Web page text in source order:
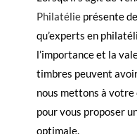
Philatélie présente
qu’experts en
l’importance et la
timbres peuvent
nous mettons à
pour vous proposer
optimale.